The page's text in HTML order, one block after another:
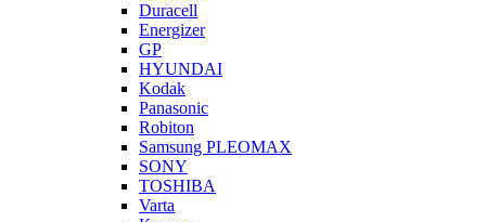
Duracell
Energizer
GP
HYUNDAI
Kodak
Panasonic
Robiton
Samsung PLEOMAX
SONY
TOSHIBA
Varta